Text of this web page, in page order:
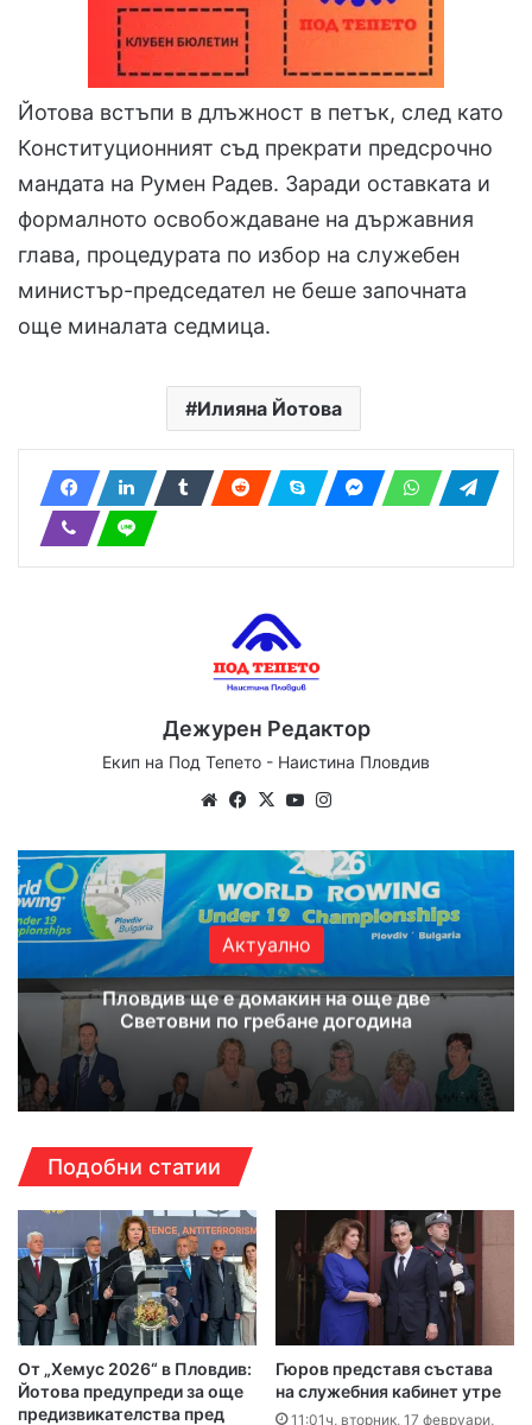
Йотова встъпи в длъжност в петък, след като
Конституционният съд прекрати предсрочно
мандата на Румен Радев. Заради оставката и
формалното освобождаване на държавния
глава, процедурата по избор на служебен
министър-председател не беше започната
още миналата седмица.
Илияна Йотова
Дежурен Редактор
Екип на Под Тепето - Наистина Пловдив
WebsiteFacebook
X YouTube
Актуално
Пловдив ще е домакин на още две
Световни по гребане догодина
Подобни статии
От „Хемус 2026“ в Пловдив:
Йотова предупреди за още
предизвикателства пред
Гюров представя състава
на служебния кабинет утре
11:01ч, вторник, 17 февруари,